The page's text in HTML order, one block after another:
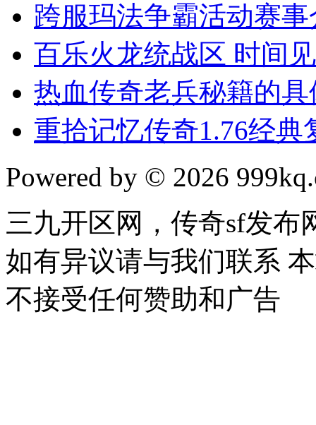
跨服玛法争霸活动赛事
百乐火龙统战区 时间
热血传奇老兵秘籍的
重拾记忆传奇1.76经典
Powered by © 2026
三九开区网，传奇sf发布
如有异议请与我们联系
不接受任何赞助和广告